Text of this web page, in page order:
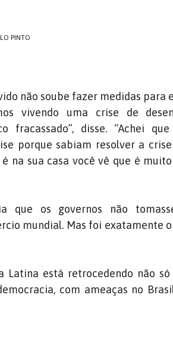
PINTO
não soube fazer medidas para
vivendo uma crise de
disse. “Achei
porque sabiam resolver a
na sua casa você vê que é
que os governos não
mundial. Mas foi exatamente
Latina está retrocedendo não
com ameaças no